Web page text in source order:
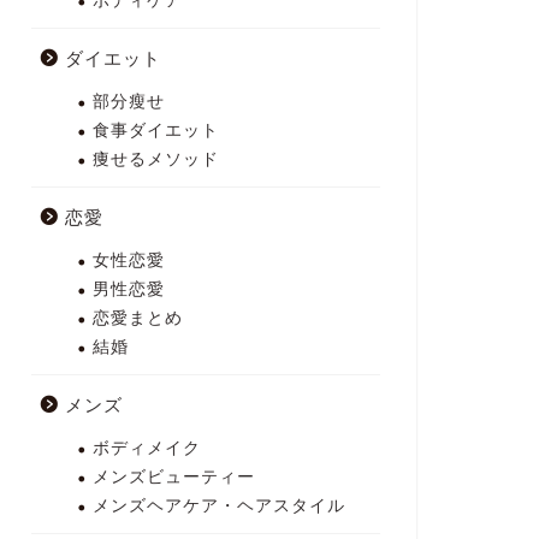
ダイエット
部分瘦せ
食事ダイエット
痩せるメソッド
恋愛
女性恋愛
男性恋愛
恋愛まとめ
結婚
メンズ
ボディメイク
メンズビューティー
メンズヘアケア・ヘアスタイル